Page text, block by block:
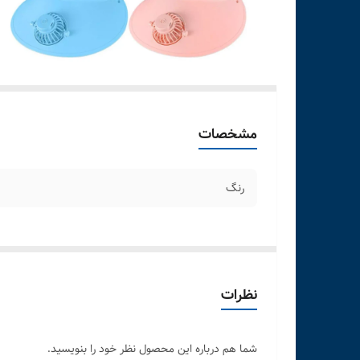
مشخصات
رنگ
نظرات
شما هم درباره این محصول نظر خود را بنویسید.